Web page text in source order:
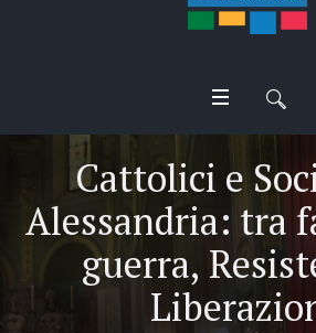
Cattolici e
Alessandria: tra
guerra,